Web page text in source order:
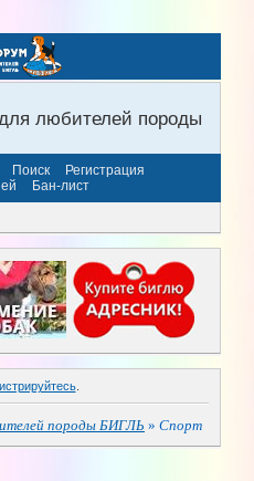
любителей породы
Поиск
Регистрация
Бан-лист
.
породы БИГЛЬ » Спорт